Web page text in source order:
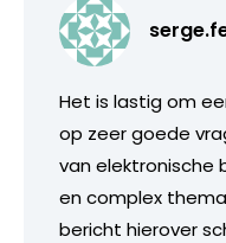
Het is lastig om
op zeer goede
van elektronische
en complex
bericht hierover